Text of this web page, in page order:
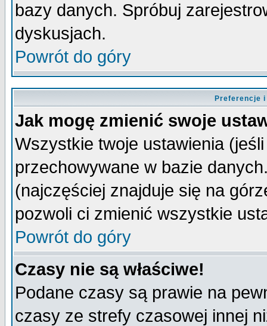
bazy danych. Spróbuj
dyskusjach.
Powrót do góry
Preferencje
Jak mogę zmienić swoje
Wszystkie twoje ustawienia
przechowywane w bazie
(najczęściej znajduje się na
pozwoli ci zmienić wszystkie
Powrót do góry
Czasy nie są właściwe!
Podane czasy są prawie na
czasy ze strefy czasowej innej